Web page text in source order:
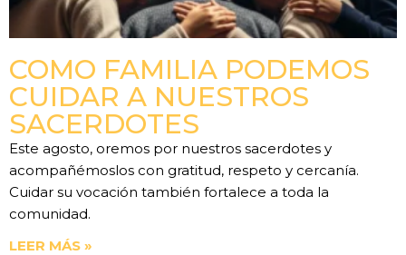
COMO FAMILIA PODEMOS
CUIDAR A NUESTROS
SACERDOTES
Este agosto, oremos por nuestros sacerdotes y
acompañémoslos con gratitud, respeto y cercanía.
Cuidar su vocación también fortalece a toda la
comunidad.
LEER MÁS »